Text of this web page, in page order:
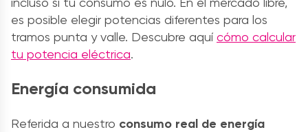
es posible elegir potencias diferentes para los
tramos punta y valle. Descubre aquí cómo calcular
tu potencia eléctrica.
Energía consumida
Referida a nuestro consumo real de energía